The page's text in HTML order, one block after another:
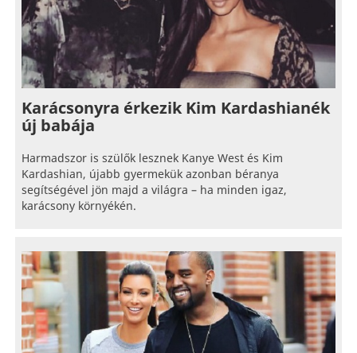
Karácsonyra érkezik Kim Kardashianék
új babája
Harmadszor is szülők lesznek Kanye West és Kim
Kardashian, újabb gyermekük azonban béranya
segítségével jön majd a világra – ha minden igaz,
karácsony környékén.